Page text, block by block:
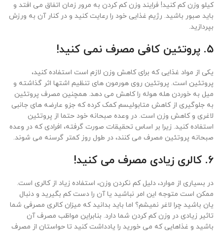
کیلو وزن کم کنید! فرایند وزن کم کردن به مرور زمان اتفاق می افتد و
باید صبور باشید. رژیم غذایی خود را رعایت کنید و در کنار آن به ورزش
بپردازید.
۵. پروتئین کافی مصرف نمی کنید!
یکی از مواد غذایی که برای کاهش وزن لازم است استفاده کنید،
پروتئین است. پروتئین روی هورمون های تنظیم اشتها اثر گذاشته و
میل به خوردن هله هوله را کاهش می دهد. همچنین مصرف پروتئین
به جلوگیری از کاهش متابولیسم کمک کرده که جزو عارضه های جانبی
لاغری و کاهش وزن است. در وعده صبحانه خود حتما از پروتئین
استفاده کنید. زیرا بر اساس تحقیقات صورت گرفته، افرادی که در وعده
صبحانه پروتئین مصرف می کنند، در طول روز کمتر گرسنه می شوند.
۶. کالری زیادی مصرف می کنید!
در بسیاری از موارد، دلیل کم نکردن وزن، استفاده زیاد از کالری است.
ممکن است متوجه این امر نباشید یا آن را دست کم بگیرید و دنبال
یان باشید چرا لاغر نمیشم؟ اما باید بدانید که میزان کالری مصرفی شما
تاثیر زیادی در وزن کم کردن شما دارد. بنابراین مواظب مصرف آن
باشید و غذاهایی که می خورید را یادداشت کنید تا حواستان از مصرف